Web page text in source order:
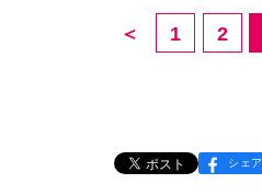
＜ 1 2
シェア